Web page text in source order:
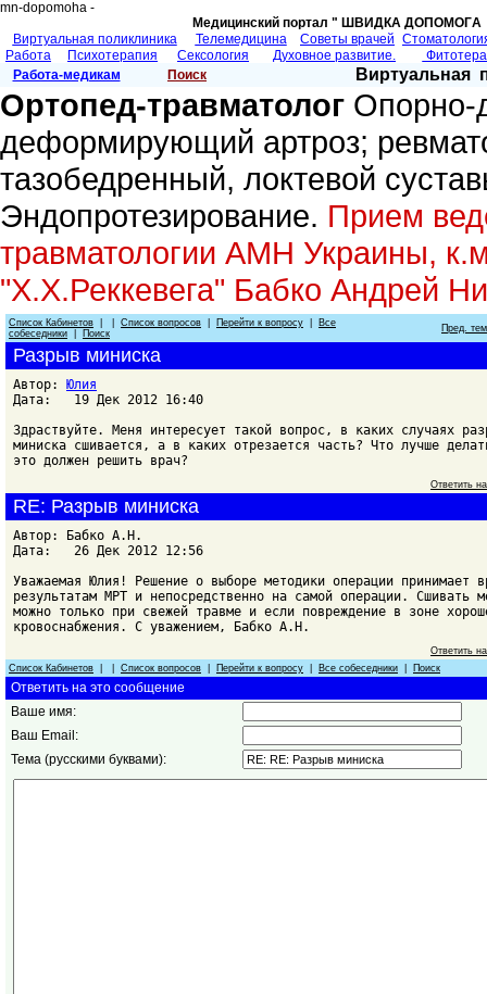
mn-dopomoha -
Медицинский портал " ШВИДКА
Виртуальная поликлиника
Телемедицина Советы врачей
Работа
Психотерапия Сексология Духовное развитие.
Работа-медикам
Поиск Виртуальная
Ортопед-травматолог Опорно-
деформирующий артроз;
тазобедренный, локтевой
Эндопротезирование. Прием
травматологии АМН Украины,
"Х.Х.Реккевега" Бабко Андрей
Список Кабинетов Список вопросов Перейти к вопросу
Все
собеседники
Поиск Пред.
Разрыв миниска
Автор: Юлия
Дата: 19 Дек 2012 16:40
Здраствуйте. Меня интересует такой вопрос, в каких случаях
миниска сшивается, а в каких отрезается часть? Что лучше
это должен решить врач?
Ответить
RE: Разрыв миниска
Автор: Бабко А.Н.
Дата: 26 Дек 2012 12:56
Уважаемая Юлия! Решение о выборе методики операции принимает
результатам МРТ и непосредственно на самой операции. Сшивать
можно только при свежей травме и если повреждение в зоне
кровоснабжения. С уважением, Бабко А.Н.
Ответить
Список Кабинетов
Список вопросов Перейти к вопросу Все собеседники Поиск
Ответить на это сообщение
Ваше имя:
Ваш Email:
Тема (русскими буквами):